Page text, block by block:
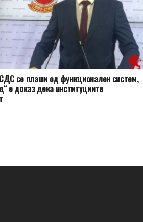
се плаши од функционален систем,
е доказ дека институциите